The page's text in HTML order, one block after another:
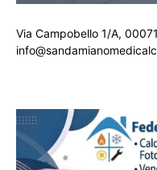
Via Campobello 1/A,